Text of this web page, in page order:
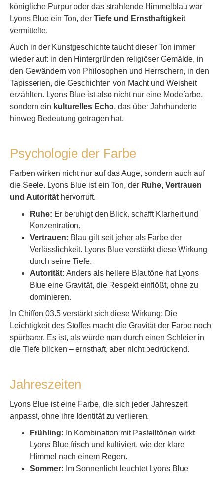
königliche Purpur oder das strahlende Himmelblau war
Lyons Blue ein Ton, der Tiefe und Ernsthaftigkeit
vermittelte.
Auch in der Kunstgeschichte taucht dieser Ton immer
wieder auf: in den Hintergründen religiöser Gemälde, in
den Gewändern von Philosophen und Herrschern, in den
Tapisserien, die Geschichten von Macht und Weisheit
erzählten. Lyons Blue ist also nicht nur eine Modefarbe,
sondern ein kulturelles Echo, das über Jahrhunderte
hinweg Bedeutung getragen hat.
Psychologie der Farbe
Farben wirken nicht nur auf das Auge, sondern auch auf
die Seele. Lyons Blue ist ein Ton, der Ruhe, Vertrauen
und Autorität hervorruft.
Ruhe: Er beruhigt den Blick, schafft Klarheit und
Konzentration.
Vertrauen: Blau gilt seit jeher als Farbe der
Verlässlichkeit. Lyons Blue verstärkt diese Wirkung
durch seine Tiefe.
Autorität: Anders als hellere Blautöne hat Lyons
Blue eine Gravität, die Respekt einflößt, ohne zu
dominieren.
In Chiffon 03.5 verstärkt sich diese Wirkung: Die
Leichtigkeit des Stoffes macht die Gravität der Farbe noch
spürbarer. Es ist, als würde man durch einen Schleier in
die Tiefe blicken – ernsthaft, aber nicht bedrückend.
Jahreszeiten
Lyons Blue ist eine Farbe, die sich jeder Jahreszeit
anpasst, ohne ihre Identität zu verlieren.
Frühling: In Kombination mit Pastelltönen wirkt
Lyons Blue frisch und kultiviert, wie der klare
Himmel nach einem Regen.
Sommer: Im Sonnenlicht leuchtet Lyons Blue